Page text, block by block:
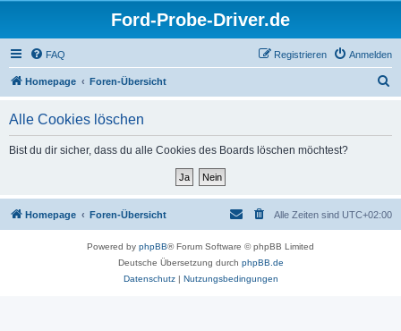
Ford-Probe-Driver.de
FAQ Anmelden
Registrieren
Homepage Foren-Übersicht
Alle Cookies löschen
Bist du dir sicher, dass du alle Cookies des Boards löschen möchtest?
Homepage Foren-Übersicht Alle Zeiten sind UTC+02:00
Powered by phpBB® Forum Software © phpBB Limited
Deutsche Übersetzung durch phpBB.de
Datenschutz| Nutzungsbedingungen